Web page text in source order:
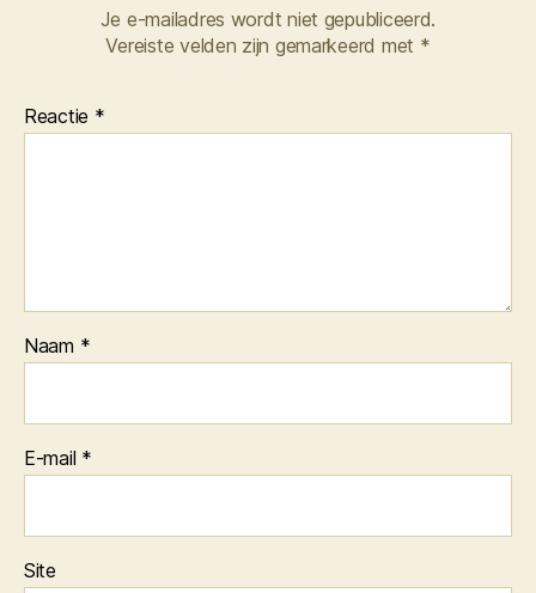
Je e-mailadres wordt niet gepubliceerd.
Vereiste velden zijn gemarkeerd met *
Reactie *
Naam *
E-mail *
Site